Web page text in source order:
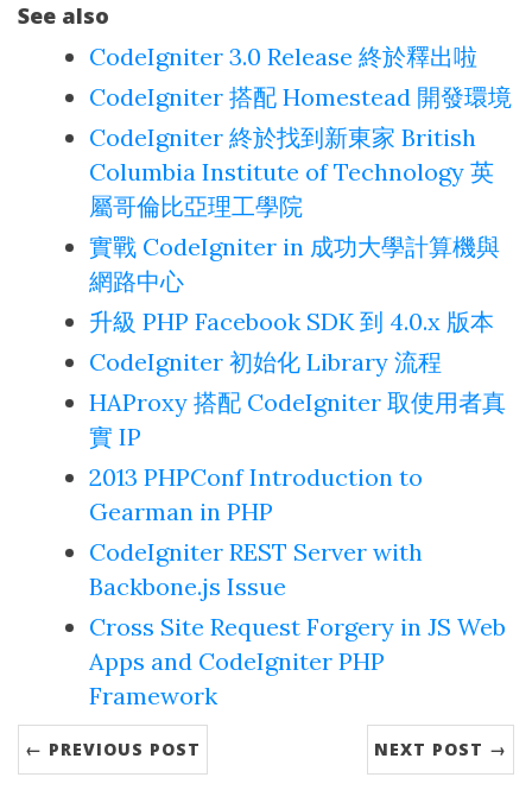
See also
CodeIgniter 3.0 Release 終於釋出啦
CodeIgniter 搭配 Homestead 開發環境
CodeIgniter 終於找到新東家 British
Columbia Institute of Technology 英
屬哥倫比亞理工學院
實戰 CodeIgniter in 成功大學計算機與
網路中心
升級 PHP Facebook SDK 到 4.0.x 版本
CodeIgniter 初始化 Library 流程
HAProxy 搭配 CodeIgniter 取使用者真
實 IP
2013 PHPConf Introduction to
Gearman in PHP
CodeIgniter REST Server with
Backbone.js Issue
Cross Site Request Forgery in JS Web
Apps and CodeIgniter PHP
Framework
← PREVIOUS POST NEXT POST →